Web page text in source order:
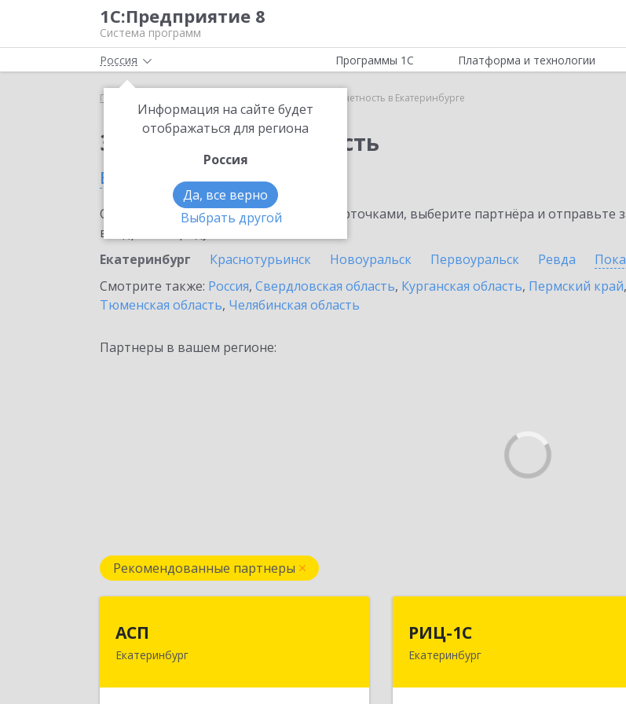
1С:Предприятие 8
Система программ
Россия
Информация на сайте будет
отображаться для региона
Россия
Да, все верно
Выбрать другой
Программы 1С Платформа и технологии
Главная 1С-Отчетность в Екатеринбурге
Заказать 1С-Отчетность
в Екатеринбурге
Ознакомьтесь с информационными карточками, выберите партнёра и отправьте
внедрение продукта.
Екатеринбург
Краснотурьинск Новоуральск Первоуральск Ревда
Смотрите также: Россия, Свердловская область, Курганская область, Пермский край,
Тюменская область, Челябинская область
Партнеры в вашем регионе:
Рекомендованные партнеры
АСП
Екатеринбург
РИЦ-1С
Екатеринбург